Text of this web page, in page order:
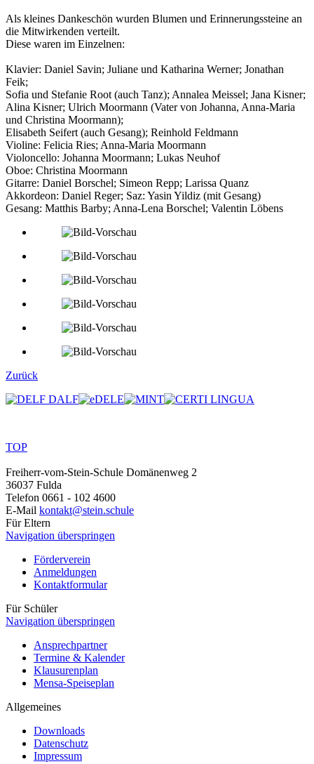
Als kleines Dankeschön wurden Blumen und Erinnerungssteine an
die Mitwirkenden verteilt.
Diese waren im Einzelnen:
Klavier: Daniel Savin; Juliane und Katharina Werner; Jonathan
Feik;
Sofia und Stefanie Root (auch Tanz); Annalea Meissel; Jana Kisner;
Alina Kisner; Ulrich Moormann (Vater von Johanna, Anna-Maria
und Christina Moormann);
Elisabeth Seifert (auch Gesang); Reinhold Feldmann
Violine: Felicia Ries; Anna-Maria Moormann
Violoncello: Johanna Moormann; Lukas Neuhof
Oboe: Christina Moormann
Gitarre: Daniel Borschel; Simeon Repp; Larissa Quanz
Akkordeon: Daniel Reger; Saz: Yasin Yildiz (mit Gesang)
Gesang: Matthis Barby; Anna-Lena Borschel; Valentin Löbens
Zurück
TOP
Freiherr-vom-Stein-Schule Domänenweg 2
36037 Fulda
Telefon 0661 - 102 4600
E-Mail kontakt@stein.schule
Für Eltern
Navigation überspringen
Förderverein
Anmeldungen
Kontaktformular
Für Schüler
Navigation überspringen
Ansprechpartner
Termine & Kalender
Klausurenplan
Mensa-Speiseplan
Allgemeines
Downloads
Datenschutz
Impressum